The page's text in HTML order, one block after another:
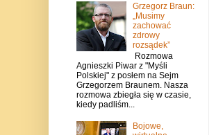
Grzegorz Braun:
„Musimy
zachować
zdrowy
rozsądek”
Rozmowa
Agnieszki Piwar z "Myśli
Polskiej" z posłem na Sejm
Grzegorzem Braunem. Nasza
rozmowa zbiegła się w czasie,
kiedy padliśm...
Bojowe,